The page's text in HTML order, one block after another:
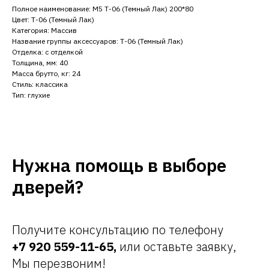
Полное наименование: М5 Т-06 (Темный Лак) 200*80
Цвет: Т-06 (Темный Лак)
Категория: Массив
Название группы аксессуаров: Т-06 (Темный Лак)
Отделка: с отделкой
Толщина, мм: 40
Масса брутто, кг: 24
Стиль: классика
Тип: глухие
Нужна помощь в выборе
дверей?
Получите консультацию по телефону
+7 920 559-11-65, или оставьте заявку,
Мы перезвоним!